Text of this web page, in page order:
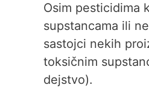
Osim pesticidima
supstancama ili
sastojci nekih
toksičnim
dejstvo).